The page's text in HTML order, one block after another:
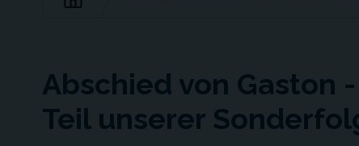
Abschied von Gaston
Teil unserer